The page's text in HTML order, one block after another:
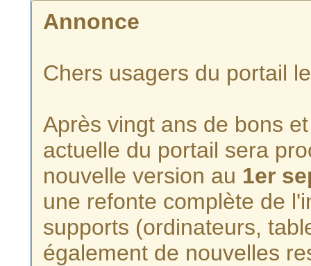
Annonce
Chers usagers du portail
Après vingt ans de bons
actuelle du portail sera
nouvelle version au 1er
une refonte complète de
supports (ordinateurs,
également de nouvelles